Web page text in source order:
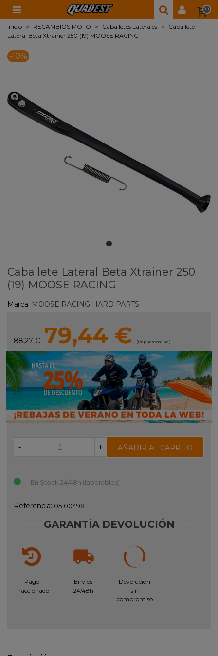
0
Inicio > RECAMBIOS MOTO > Caballetes Laterales >
Caballete
Lateral Beta Xtrainer 250 (19) MOOSE RACING
-10%
Caballete Lateral Beta Xtrainer 250
(19) MOOSE RACING
Marca: MOOSE RACING HARD PARTS
88,27 € 79,44 € (impuestos inc.)
- + AÑADIR AL CARRITO
En Stock 24/48h (laborables)
Referencia: 05100498
GARANTÍA DEVOLUCIÓN
Pago
Fraccionado
Envíos
24/48h
Devolución
sin
compromiso